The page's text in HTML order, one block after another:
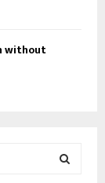
without